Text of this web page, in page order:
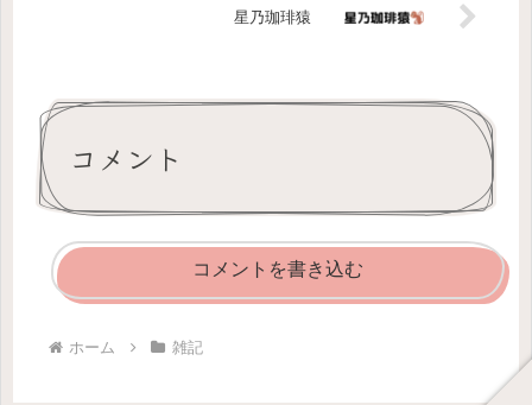
星乃珈琲猿
コメント
コメントを書き込む
ホーム 雑記